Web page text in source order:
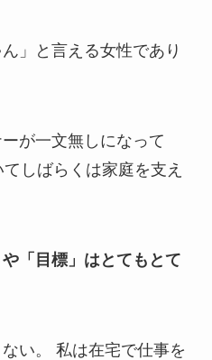
」と言える女性であり
が一文無しになって
しばらくは家庭を支え
「目標」はとてもとて
い。 私は在宅で仕事を